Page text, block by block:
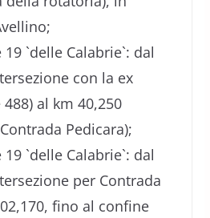
`delle Calabrie`: dal
con la ex
al km 40,250
Pedicara);
`delle Calabrie`: dal
per Contrada
fino al confine